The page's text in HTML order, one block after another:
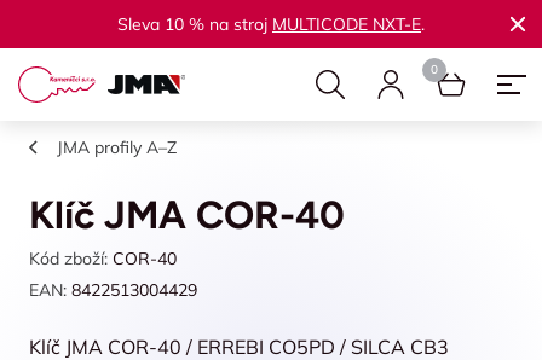
Sleva 10 % na stroj MULTICODE NXT-E.
JMA profily A–Z
Klíč JMA COR-40
Kód zboží: COR-40
EAN: 8422513004429
Klíč JMA COR-40 / ERREBI CO5PD / SILCA CB3